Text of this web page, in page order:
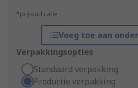
*prijsindicatie
Voeg toe aan
Verpakkingsopties
Standaard verpakking
Productie verpakking